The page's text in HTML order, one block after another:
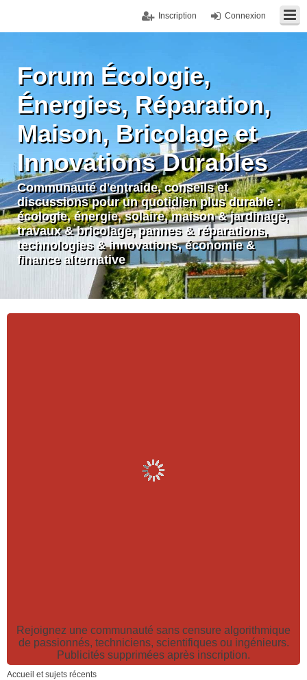
Connexion
Inscription
Forum Écologie,
Énergies, Réparation,
Maison, Bricolage et
Innovations Durables
Communauté d'entraide, conseils et
discussions pour un quotidien plus durable :
écologie, énergie, solaire, maison & jardinage,
travaux & bricolage, pannes & réparations,
technologies & innovations, économie &
finance alternative
Rejoignez une communauté sans censure algorithmique
de passionnés, techniciens, scientifiques ou ingénieurs.
Publicités supprimées après inscription.
Accueil et sujets récents